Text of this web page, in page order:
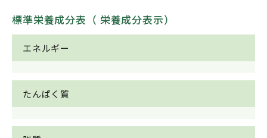
標準栄養成分表（ 栄養成分表示）
エネルギー
たんぱく質